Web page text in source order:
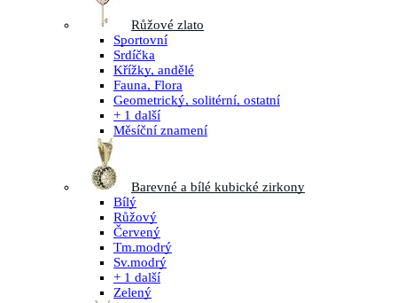
Růžové zlato
Sportovní
Srdíčka
Křížky, andělé
Fauna, Flora
Geometrický, solitérní, ostatní
+ 1 další
Měsíční znamení
Barevné a bílé kubické zirkony
Bílý
Růžový
Červený
Tm.modrý
Sv.modrý
+ 1 další
Zelený